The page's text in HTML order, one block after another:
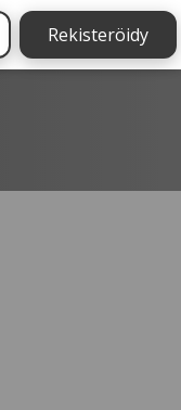
Rekisteröidy